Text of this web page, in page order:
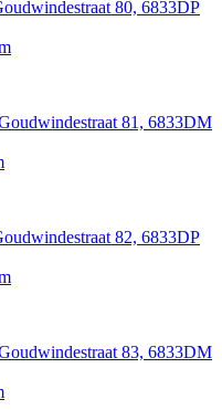
80, 6833DP
81, 6833DM
82, 6833DP
83, 6833DM